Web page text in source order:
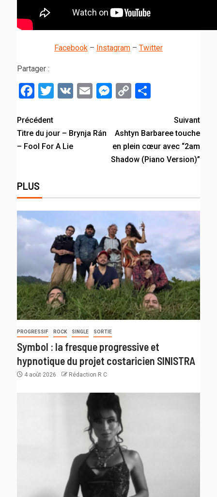
Facebook – Instagram – Twitter
Partager :
Facebook
Twitter
VK EmailMessenger
Copy
Précédent
Titre du jour – Brynja Rán
– Fool For A Lie
Suivant
Ashtyn Barbaree touche
en plein cœur avec “2am
Shadow (Piano Version)”
PLUS
PROGRESSIF ROCK SINGLE SORTIE
Symbol : la fresque progressive et
hypnotique du projet costaricien SINISTRA
4 août 2026 Rédaction R C